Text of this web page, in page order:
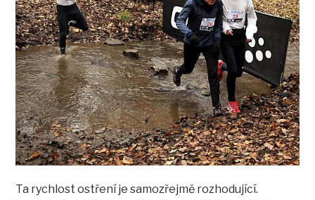
Ta rychlost ostření je samozřejmě rozhodující.